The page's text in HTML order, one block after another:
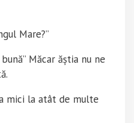
Mare?”
Măcar ăștia nu ne
mici la atât de multe